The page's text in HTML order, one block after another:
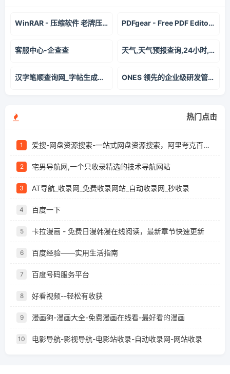
WinRAR - 压缩软件 老牌压缩软件知名产品 经典装机软件之一 PDFgear - Free PDF Editor Software & Online tools
客服中心-企查查 天气,天气预报查询,24小时,今天,明天,未来一周7天,10天,15天,40天查询_2345天气预报
汉字笔顺查询网_字帖生成器_笔顺笔画表_笔画顺序查询_田字格米字格练字模版 ONES 领先的企业级研发管理平台 | ONES
热门点击
1 爱搜-网盘资源搜索-一站式网盘资源搜索，阿里夸克百度迅雷UC全聚合
2 宅男导航网,一个只收录精选的技术导航网站
3 AT导航_收录网_免费收录网站_自动收录网_秒收录
4 百度一下
5 卡拉漫画 - 免费日漫韩漫在线阅读，最新章节快速更新
6 百度经验——实用生活指南
7 百度号码服务平台
8 好看视频--轻松有收获
9 漫画狗-漫画大全-免费漫画在线看-最好看的漫画
10 电影导航-影视导航-电影站收录-自动收录网-网站收录